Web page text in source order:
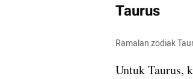
Taurus
Ramalan zodiak
Untuk Taurus,